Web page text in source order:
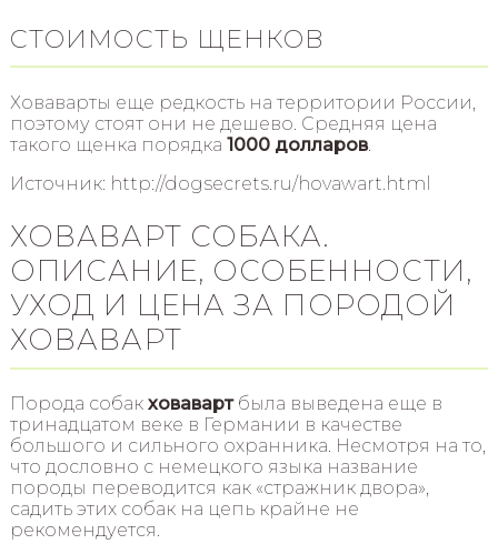
СТОИМОСТЬ ЩЕНКОВ
Ховаварты еще редкость на территории России,
поэтому стоят они не дешево. Средняя цена
такого щенка порядка 1000 долларов.
Источник: http://dogsecrets.ru/hovawart.html
ХОВАВАРТ СОБАКА.
ОПИСАНИЕ, ОСОБЕННОСТИ,
УХОД И ЦЕНА ЗА ПОРОДОЙ
ХОВАВАРТ
Порода собак ховавартбыла выведена еще в
тринадцатом веке в Германии в качестве
большого и сильного охранника. Несмотря на то,
что дословно с немецкого языка название
породы переводится как «стражник двора»,
садить этих собак на цепь крайне не
рекомендуется.